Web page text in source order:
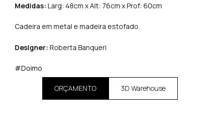
Medidas: Larg: 48cm x Alt: 76cm x Prof: 60cm
Cadeira em metal e madeira estofado.
Designer: Roberta Banqueri
#Doimo
ORÇAMENTO 3D Warehouse